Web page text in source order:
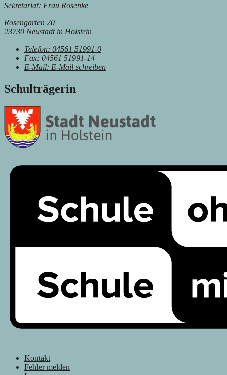
Sekretariat: Frau Rosenke
Rosengarten 20
23730 Neustadt in Holstein
Telefon: 04561 51991-0
Fax: 04561 51991-14
E-Mail: E-Mail schreiben
Schulträgerin
Kontakt
Fehler melden